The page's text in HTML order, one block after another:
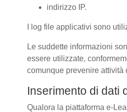
indirizzo IP.
I log file applicativi sono
Le suddette informazioni
essere utilizzate,
comunque prevenire attività
Inserimento di dati
Qualora la piattaforma e-